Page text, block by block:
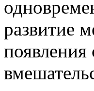
развитие
появления